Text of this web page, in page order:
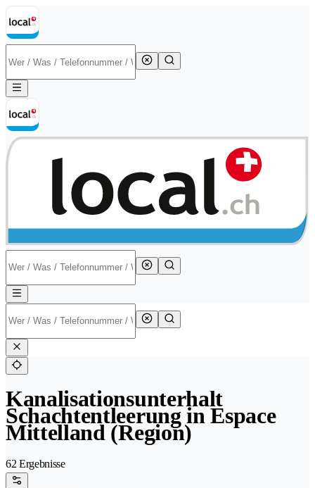
Kanalisationsunterhalt
Schachtentleerung in Espace
Mittelland (Region)
62 Ergebnisse